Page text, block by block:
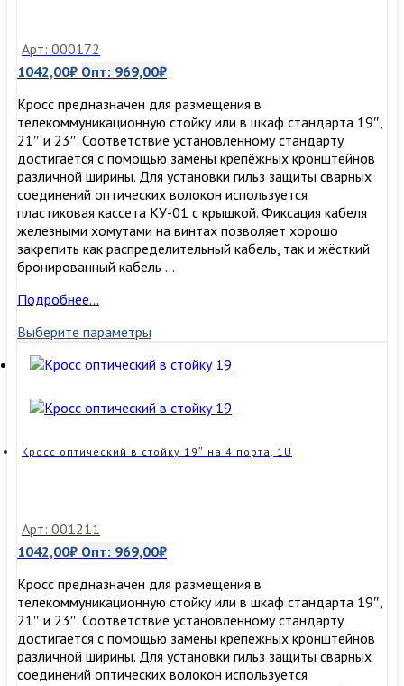
Арт: 000172
1042,00₽ Опт: 969,00₽
Кросс предназначен для размещения в
телекоммуникационную стойку или в шкаф стандарта 19″,
21″ и 23″. Соответствие установленному стандарту
достигается с помощью замены крепёжных кронштейнов
различной ширины. Для установки гильз защиты сварных
соединений оптических волокон используется
пластиковая кассета КУ-01 с крышкой. Фиксация кабеля
железными хомутами на винтах позволяет хорошо
закрепить как распределительный кабель, так и жёсткий
бронированный кабель …
Кросс
в
стойку
19″
24
Подробнее…
Выберите параметры
Кросс оптический в стойку 19″ на 4 порта, 1U
Арт: 001211
1042,00₽ Опт: 969,00₽
Кросс предназначен для размещения в
телекоммуникационную стойку или в шкаф стандарта 19″,
21″ и 23″. Соответствие установленному стандарту
достигается с помощью замены крепёжных кронштейнов
различной ширины. Для установки гильз защиты сварных
соединений оптических волокон используется